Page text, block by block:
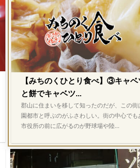
【みちのくひとり食べ】③キャベ
と餅でキャベツ...
郡山に住まいを移して知ったのだが、この街
園都市と呼ぶのがふさわしい。街の中心でも
市役所の前に広がるのが野球場や陸…